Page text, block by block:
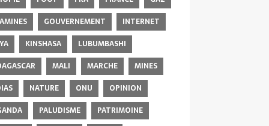
GOUVERNEMENT
INTERNET
KINSHASA
LUBUMBASHI
MALI MARCHE
MINES
NATURE ONU
OPINION
PALUDISME PATRIMOINE